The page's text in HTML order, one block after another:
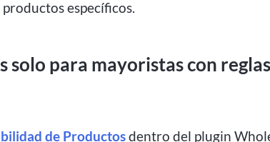
específicos.
para mayoristas con
de Productosdentro del plugin